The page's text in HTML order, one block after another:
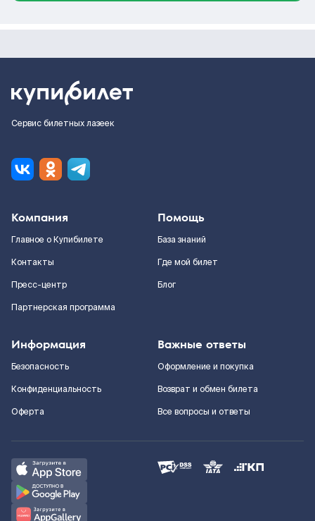
Сервис билетных лазеек
Компания
Главное о Купибилете
Контакты
Пресс-центр
Партнерская программа
Помощь
База знаний
Где мой билет
Блог
Информация
Безопасность
Конфиденциальность
Оферта
Важные ответы
Оформление и покупка
Возврат и обмен билета
Все вопросы и ответы